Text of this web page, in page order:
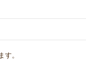
す。